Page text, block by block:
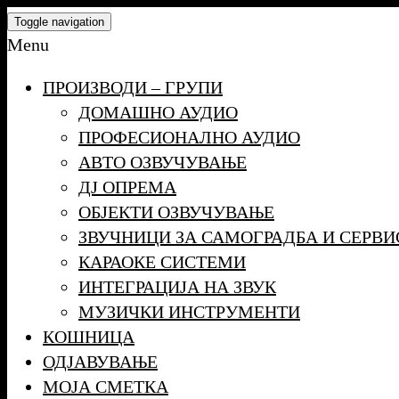
Skip
to
content
Toggle navigation
Menu
ПРОИЗВОДИ – ГРУПИ
ДОМАШНО АУДИО
ПРОФЕСИОНАЛНО АУДИО
АВТО ОЗВУЧУВАЊЕ
ДЈ ОПРЕМА
ОБЈЕКТИ ОЗВУЧУВАЊЕ
ЗВУЧНИЦИ ЗА САМОГРАДБА И
КАРАОКЕ СИСТЕМИ
ИНТЕГРАЦИЈА НА ЗВУК
МУЗИЧКИ ИНСТРУМЕНТИ
КОШНИЦА
ОДЈАВУВАЊЕ
МОЈА СМЕТКА